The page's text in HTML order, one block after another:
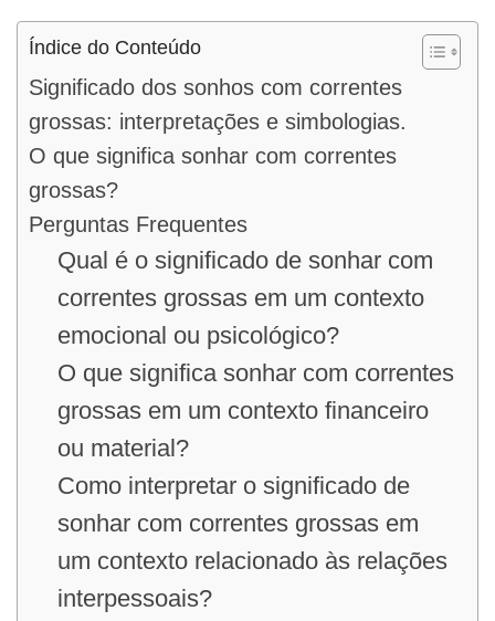
Índice do Conteúdo
Significado dos sonhos com correntes
grossas: interpretações e simbologias.
O que significa sonhar com correntes
grossas?
Perguntas Frequentes
Qual é o significado de sonhar com
correntes grossas em um contexto
emocional ou psicológico?
O que significa sonhar com correntes
grossas em um contexto financeiro
ou material?
Como interpretar o significado de
sonhar com correntes grossas em
um contexto relacionado às relações
interpessoais?